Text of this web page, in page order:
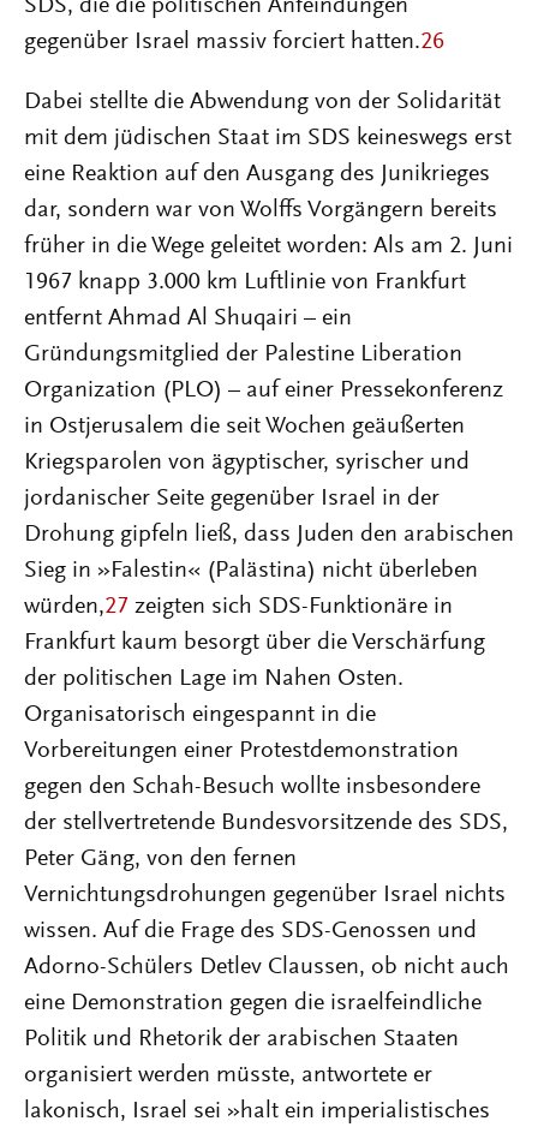
SDS, die die politischen Anfeindungen
gegenüber Israel massiv forciert hatten.26
Dabei stellte die Abwendung von der Solidarität
mit dem jüdischen Staat im SDS keineswegs erst
eine Reaktion auf den Ausgang des Junikrieges
dar, sondern war von Wolffs Vorgängern bereits
früher in die Wege geleitet worden: Als am 2. Juni
1967 knapp 3.000 km Luftlinie von Frankfurt
entfernt Ahmad Al Shuqairi – ein
Gründungsmitglied der Palestine Liberation
Organization (PLO) – auf einer Pressekonferenz
in Ostjerusalem die seit Wochen geäußerten
Kriegsparolen von ägyptischer, syrischer und
jordanischer Seite gegenüber Israel in der
Drohung gipfeln ließ, dass Juden den arabischen
Sieg in »Falestin« (Palästina) nicht überleben
würden,27 zeigten sich SDS-Funktionäre in
Frankfurt kaum besorgt über die Verschärfung
der politischen Lage im Nahen Osten.
Organisatorisch eingespannt in die
Vorbereitungen einer Protestdemonstration
gegen den Schah-Besuch wollte insbesondere
der stellvertretende Bundesvorsitzende des SDS,
Peter Gäng, von den fernen
Vernichtungsdrohungen gegenüber Israel nichts
wissen. Auf die Frage des SDS-Genossen und
Adorno-Schülers Detlev Claussen, ob nicht auch
eine Demonstration gegen die israelfeindliche
Politik und Rhetorik der arabischen Staaten
organisiert werden müsste, antwortete er
lakonisch, Israel sei »halt ein imperialistisches